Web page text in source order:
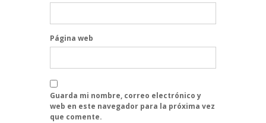
Página web
Guarda mi nombre, correo electrónico y
web en este navegador para la próxima vez
que comente.